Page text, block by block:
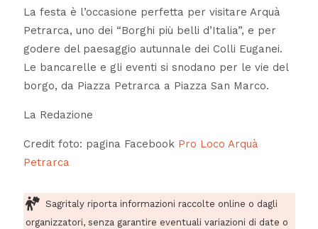
La festa è l’occasione perfetta per visitare Arquà
Petrarca, uno dei “Borghi più belli d’Italia”, e per
godere del paesaggio autunnale dei Colli Euganei.
Le bancarelle e gli eventi si snodano per le vie del
borgo, da Piazza Petrarca a Piazza San Marco.
La Redazione
Credit foto: pagina Facebook Pro Loco Arquà
Petrarca
Sagritaly riporta informazioni raccolte online o dagli
organizzatori, senza garantire eventuali variazioni di date o